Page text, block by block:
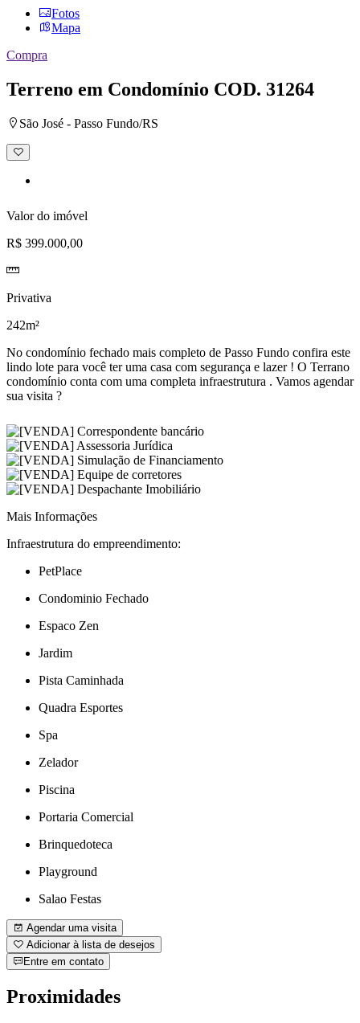
Fotos
Mapa
Compra
Terreno em Condomínio COD. 31264
São José - Passo Fundo/RS
Adicionar
à
Valor do imóvel
R$ 399.000,00
Privativa
242m²
No condomínio fechado mais completo de Passo Fundo confira este
lindo lote para você ter uma casa com segurança e lazer ! O Terrano
condomínio conta com uma completa infraestrutura . Vamos agendar
sua visita ?
Mais Informações
Infraestrutura do empreendimento:
PetPlace
Condominio Fechado
Espaco Zen
Jardim
Pista Caminhada
Quadra Esportes
Spa
Zelador
Piscina
Portaria Comercial
Brinquedoteca
Playground
Salao Festas
Agendar uma visita
Adicionar à lista de desejos
Entre em contato
Proximidades